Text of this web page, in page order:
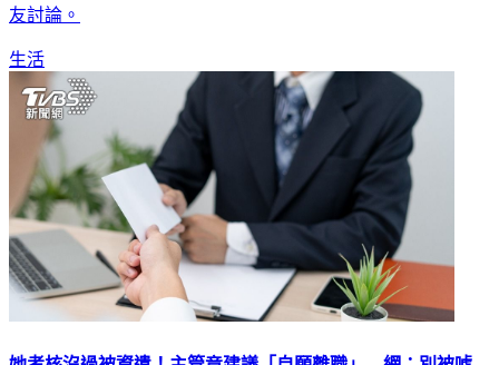
友討論。
生活